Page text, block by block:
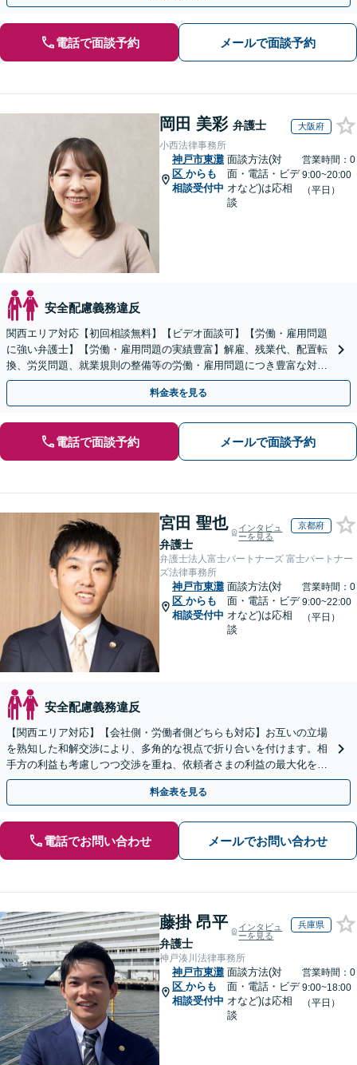
電話で面談予約 メールで面談予約
岡田 美彩 弁護士 大阪府
小西法律事務所
神戸市東灘
区 からも
相談受付中
面談方法(対
面・電話・ビデ
オなど)は応相
談
営業時間：0
9:00~20:00
（平日）
安全配慮義務違反
関西エリア対応【初回相談無料】【ビデオ面談可】【労働・雇用問題
に強い弁護士】【労働・雇用問題の実績豊富】解雇、残業代、配置転
換、労災問題、就業規則の整備等の労働・雇用問題につき豊富な対応
実績【完全個室対応】
料金表を見る
電話で面談予約 メールで面談予約
宮田 聖也
弁護士
インタビュ
ーを見る
京都府
弁護士法人富士パートナーズ 富士パートナー
ズ法律事務所
神戸市東灘
区 からも
相談受付中
面談方法(対
面・電話・ビデ
オなど)は応相
談
営業時間：0
9:00~22:00
（平日）
安全配慮義務違反
【関西エリア対応】【会社側・労働者側どちらも対応】お互いの立場
を熟知した和解交渉により、多角的な視点で折り合いを付けます。相
手方の利益も考慮しつつ交渉を重ね、依頼者さまの利益の最大化を目
指す「不当解雇／労災の損害賠償請求／未払い残業代請求」
料金表を見る
電話でお問い合わせ メールでお問い合わせ
藤掛 昂平
弁護士
インタビュ
ーを見る
兵庫県
神戸湊川法律事務所
神戸市東灘
区 からも
相談受付中
面談方法(対
面・電話・ビデ
オなど)は応相
談
営業時間：0
9:00~18:00
（平日）